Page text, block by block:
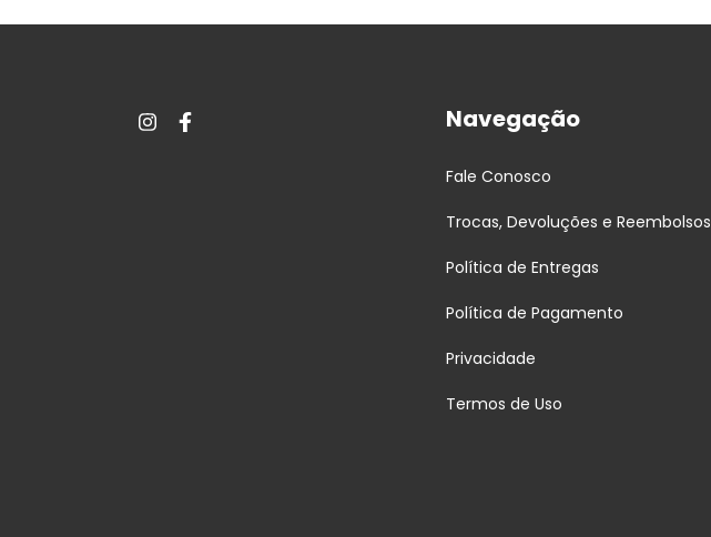
Navegação
Fale Conosco
Trocas, Devoluções e Reembolsos
Política de Entregas
Política de Pagamento
Privacidade
Termos de Uso